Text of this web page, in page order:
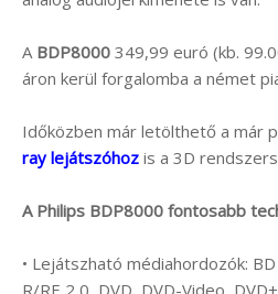
A BDP8000 349,99 euró (kb.
áron kerül forgalomba a német
Időközben már letölthető a már
ray lejátszóhoz is a 3D
A Philips BDP8000 fontosabb
• Lejátszható médiahordozók:
R/RE 2,0, DVD, DVD-Video,